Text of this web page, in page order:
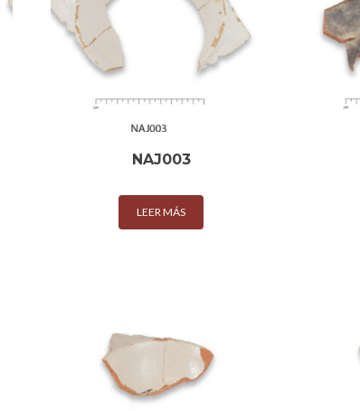
NAJ003
LEER MÁS